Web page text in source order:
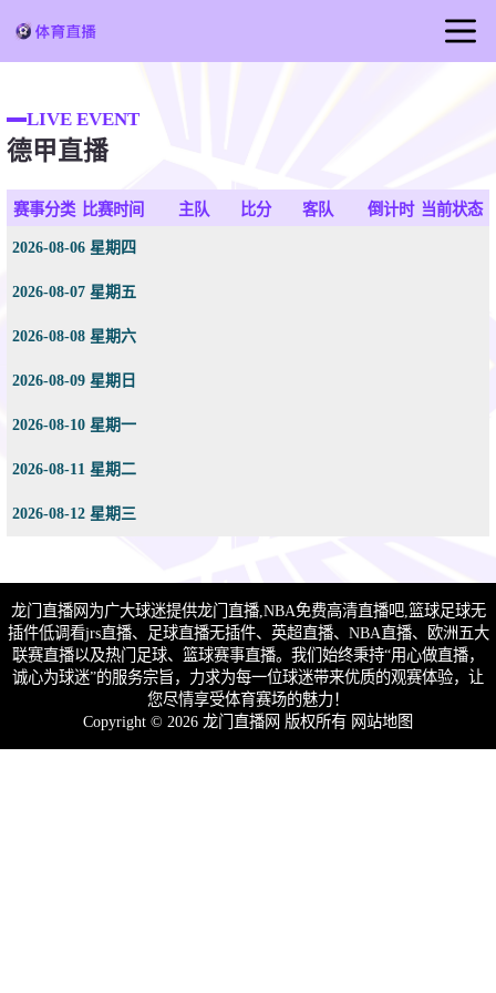
足球直播
篮球直播
LIVE EVENT
德甲直播
赛事分类 比赛时间 主队 比分 客队 倒计时 当前状态
2026-08-06 星期四
2026-08-07 星期五
2026-08-08 星期六
2026-08-09 星期日
2026-08-10 星期一
2026-08-11 星期二
2026-08-12 星期三
龙门直播网为广大球迷提供龙门直播,NBA免费高清直播吧,篮球足球无
插件低调看jrs直播、足球直播无插件、英超直播、NBA直播、欧洲五大
联赛直播以及热门足球、篮球赛事直播。我们始终秉持“用心做直播，
诚心为球迷”的服务宗旨，力求为每一位球迷带来优质的观赛体验，让
您尽情享受体育赛场的魅力！
Copyright © 2026 龙门直播网 版权所有 网站地图